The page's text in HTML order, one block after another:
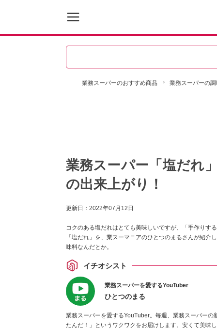
業務スーパーのおすすめ商品 業務スーパーの調
業務スーパー「塩だれ
の出来上がり！
更新日： 2022年07月12日
コクのある塩だれはとても美味しいですが、「手作り
「塩だれ」を、業スーマニアのひとつのまるさんが紹
味料なんだとか。
イチオシスト
業務スーパーを愛するYouTuber
ひとつのまる
業務スーパーを愛するYouTuber。毎週、業務スーパー
たんだ！」というワクワクをお届けします。安くて美味